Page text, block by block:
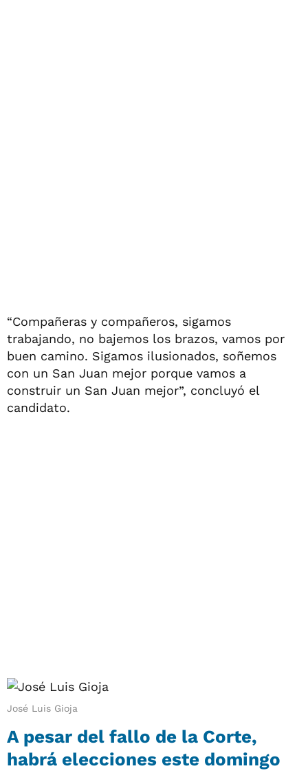
“Compañeras y compañeros, sigamos
trabajando, no bajemos los brazos, vamos por
buen camino. Sigamos ilusionados, soñemos
con un San Juan mejor porque vamos a
construir un San Juan mejor”, concluyó el
candidato.
José Luis Gioja
A pesar del fallo de la Corte,
habrá elecciones este domingo